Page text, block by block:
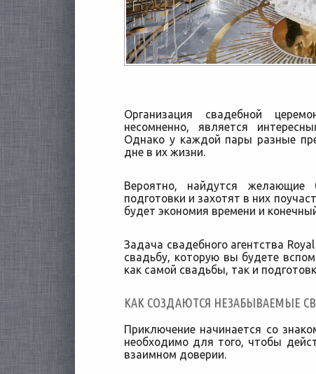
Организация свадебной
несомненно, является
Однако у каждой пары разные
дне в их жизни.
Вероятно, найдутся
подготовки и захотят в них
будет экономия времени и
Задача свадебного агентства
свадьбу, которую вы будете
как самой свадьбы, так и
КАК СОЗДАЮТСЯ НЕЗАБЫВАЕМЫЕ
Приключение начинается со
необходимо для того, чтобы
взаимном доверии.